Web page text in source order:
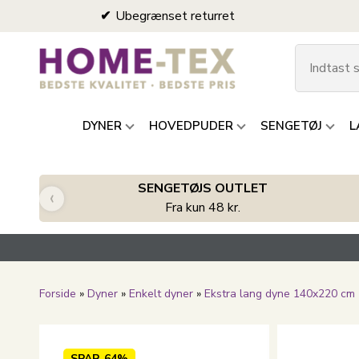
Ubegrænset returret
DYNER HOVEDPUDER SENGETØJ
SENGETØJS OUTLET
Fra kun 48 kr.
‹
Forside » Dyner» Enkelt dyner» Ekstra lang dyne 140x220 cm